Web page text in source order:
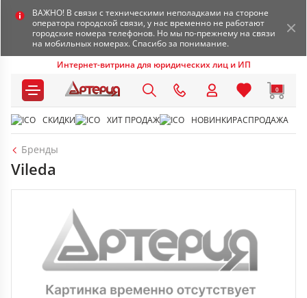
ВАЖНО! В связи с техническими неполадками на стороне
оператора городской связи, у нас временно не работают
городские номера телефонов. Но мы по-прежнему на связи
на мобильных номерах. Спасибо за понимание.
Интернет-витрина для юридических лиц и ИП
0
СКИДКИ ХИТ ПРОДАЖ НОВИНКИРАСПРОДАЖА
Бренды
Vileda